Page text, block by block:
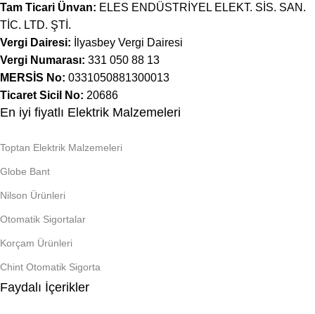
Tam Ticari Ünvan: ELES ENDÜSTRİYEL ELEKT. SİS. SAN.
TİC. LTD. ŞTİ.
Vergi Dairesi: İlyasbey Vergi Dairesi
Vergi Numarası: 331 050 88 13
MERSİS No: 0331050881300013
Ticaret Sicil No: 20686
En iyi fiyatlı Elektrik Malzemeleri
Toptan Elektrik Malzemeleri
Globe Bant
Nilson Ürünleri
Otomatik Sigortalar
Korçam Ürünleri
Chint Otomatik Sigorta
Faydalı İçerikler